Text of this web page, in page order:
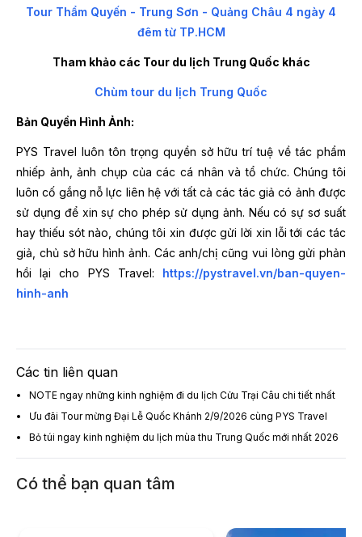
Tour Thẩm Quyến - Trung Sơn - Quảng Châu 4 ngày 4
đêm từ TP.HCM
Tham khảo các Tour du lịch Trung Quốc khác
Chùm tour du lịch Trung Quốc
Bản Quyền Hình Ảnh:
PYS Travel luôn tôn trọng quyền sở hữu trí tuệ về tác phẩm
nhiếp ảnh, ảnh chụp của các cá nhân và tổ chức. Chúng tôi
luôn cố gắng nỗ lực liên hệ với tất cả các tác giả có ảnh được
sử dụng để xin sự cho phép sử dụng ảnh. Nếu có sự sơ suất
hay thiếu sót nào, chúng tôi xin được gửi lời xin lỗi tới các tác
giả, chủ sở hữu hình ảnh. Các anh/chị cũng vui lòng gửi phản
hồi lại cho PYS Travel: https://pystravel.vn/ban-quyen-
hinh-anh
Các tin liên quan
NOTE ngay những kinh nghiệm đi du lịch Cửu Trại Câu chi tiết nhất
Ưu đãi Tour mừng Đại Lễ Quốc Khánh 2/9/2026 cùng PYS Travel
Bỏ túi ngay kinh nghiệm du lịch mùa thu Trung Quốc mới nhất 2026
Có thể bạn quan tâm